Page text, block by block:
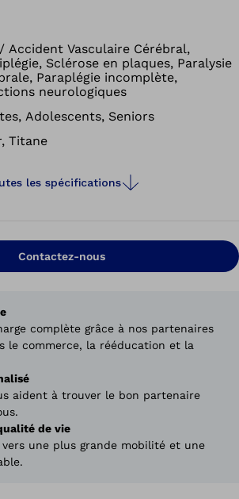
est possible pour un poids
et une utilisation bilatérale est
allant jusqu’à 160 kg. Bien qu’elle
cette articulation est
Accident Vasculaire Cérébral,
Sclérose en plaques, Paralysie
Paraplégie incomplète,
neurologiques
Adolescents, Seniors
Titane
les spécifications
Contactez-nous
complète grâce à nos partenaires
le commerce, la rééducation et la
aident à trouver le bon partenaire
de vie
une plus grande mobilité et une